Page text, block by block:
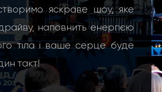
яскраве шоу, яке
наповнить енергією
тіла і ваше серце буде
такт!